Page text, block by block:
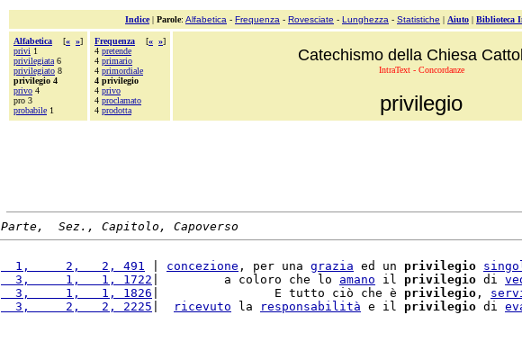
Indice| Parole: Alfabetica - Frequenza - Rovesciate - Lunghezza - Statistiche | Aiuto | Biblioteca
Alfabetica [« »]
privi 1
privilegiata 6
privilegiato 8
privilegio 4
privo 4
pro 3
probabile 1
Frequenza [« »]
4 pretende
4 primario
4 primordiale
4 privilegio
4 privo
4 proclamato
4 prodotta
Catechismo della Chiesa
IntraText - Concordanze
privilegio
Parte,  Sez., Capitolo, Capoverso
  1,     2,   2, 491
concezione , per una grazia ed un privilegio
  3,     1,   1, 1722
|         a coloro che lo amano il privilegio di
  3,     1,   1, 1826
|                E tutto ciò che è privilegio ,
  3,     2,   2, 2225
ricevuto la responsabilità e il privilegio di